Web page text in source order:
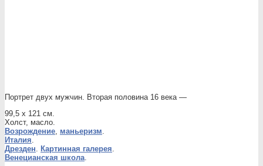
Портрет двух мужчин. Вторая половина 16 века —
99,5 x 121 см.
Холст, масло.
Возрождение, маньеризм.
Италия.
Дрезден. Картинная галерея.
Венецианская школа.